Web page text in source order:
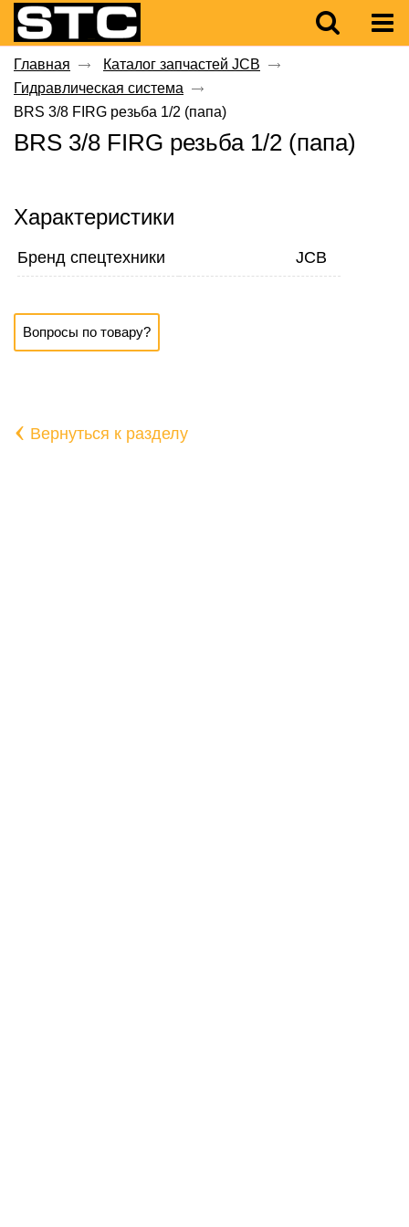
Главная
Каталог запчастей JCB
Гидравлическая система
BRS 3/8 FIRG резьба 1/2 (папа)
BRS 3/8 FIRG резьба 1/2 (папа)
Характеристики
Бренд спецтехники JCB
Вопросы по товару?
‹ Вернуться к разделу